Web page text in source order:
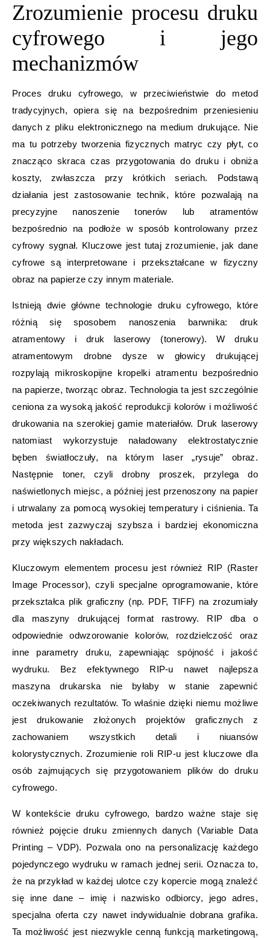
Zrozumienie procesu druku
cyfrowego i jego
mechanizmów
Proces druku cyfrowego, w przeciwieństwie do metod
tradycyjnych, opiera się na bezpośrednim przeniesieniu
danych z pliku elektronicznego na medium drukujące. Nie
ma tu potrzeby tworzenia fizycznych matryc czy płyt, co
znacząco skraca czas przygotowania do druku i obniża
koszty, zwłaszcza przy krótkich seriach. Podstawą
działania jest zastosowanie technik, które pozwalają na
precyzyjne nanoszenie tonerów lub atramentów
bezpośrednio na podłoże w sposób kontrolowany przez
cyfrowy sygnał. Kluczowe jest tutaj zrozumienie, jak dane
cyfrowe są interpretowane i przekształcane w fizyczny
obraz na papierze czy innym materiale.
Istnieją dwie główne technologie druku cyfrowego, które
różnią się sposobem nanoszenia barwnika: druk
atramentowy i druk laserowy (tonerowy). W druku
atramentowym drobne dysze w głowicy drukującej
rozpylają mikroskopijne kropelki atramentu bezpośrednio
na papierze, tworząc obraz. Technologia ta jest szczególnie
ceniona za wysoką jakość reprodukcji kolorów i możliwość
drukowania na szerokiej gamie materiałów. Druk laserowy
natomiast wykorzystuje naładowany elektrostatycznie
bęben światłoczuły, na którym laser „rysuje” obraz.
Następnie toner, czyli drobny proszek, przylega do
naświetlonych miejsc, a później jest przenoszony na papier
i utrwalany za pomocą wysokiej temperatury i ciśnienia. Ta
metoda jest zazwyczaj szybsza i bardziej ekonomiczna
przy większych nakładach.
Kluczowym elementem procesu jest również RIP (Raster
Image Processor), czyli specjalne oprogramowanie, które
przekształca plik graficzny (np. PDF, TIFF) na zrozumiały
dla maszyny drukującej format rastrowy. RIP dba o
odpowiednie odwzorowanie kolorów, rozdzielczość oraz
inne parametry druku, zapewniając spójność i jakość
wydruku. Bez efektywnego RIP-u nawet najlepsza
maszyna drukarska nie byłaby w stanie zapewnić
oczekiwanych rezultatów. To właśnie dzięki niemu możliwe
jest drukowanie złożonych projektów graficznych z
zachowaniem wszystkich detali i niuansów
kolorystycznych. Zrozumienie roli RIP-u jest kluczowe dla
osób zajmujących się przygotowaniem plików do druku
cyfrowego.
W kontekście druku cyfrowego, bardzo ważne staje się
również pojęcie druku zmiennych danych (Variable Data
Printing – VDP). Pozwala ono na personalizację każdego
pojedynczego wydruku w ramach jednej serii. Oznacza to,
że na przykład w każdej ulotce czy kopercie mogą znaleźć
się inne dane – imię i nazwisko odbiorcy, jego adres,
specjalna oferta czy nawet indywidualnie dobrana grafika.
Ta możliwość jest niezwykle cenną funkcją marketingową,